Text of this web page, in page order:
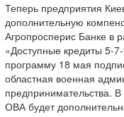
Теперь предприятия
дополнительную
Агропросперис Банке в
«Доступные кредиты 5-
программу 18 мая
областная военная
предпринимательства.
ОВА будет